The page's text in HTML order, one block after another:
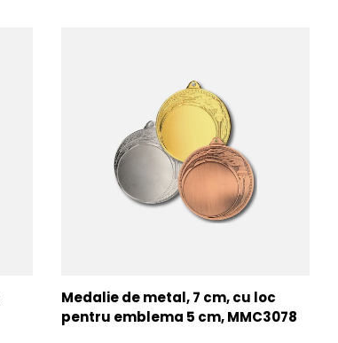
Medalie de metal, 7 cm, cu loc
pentru emblema 5 cm, MMC3078